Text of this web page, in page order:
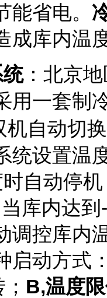
省电。
成库内温
：北京
用一套制
机自动切
统设置温
自动停
库内达
调控库内
启动方式
B,温度